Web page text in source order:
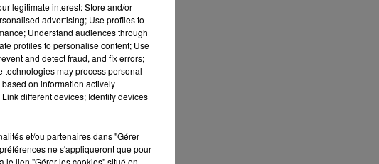
21 min 47 sec
legitimate interest: Store and/or
advertising; Use profiles to
Understand audiences through
profiles to personalise content; Use
and detect fraud, and fix errors;
technologies may process personal
on information actively
different devices; Identify devices
et/ou partenaires dans "Gérer
ne s'appliqueront que pour
le lien "Gérer les cookies" situé en